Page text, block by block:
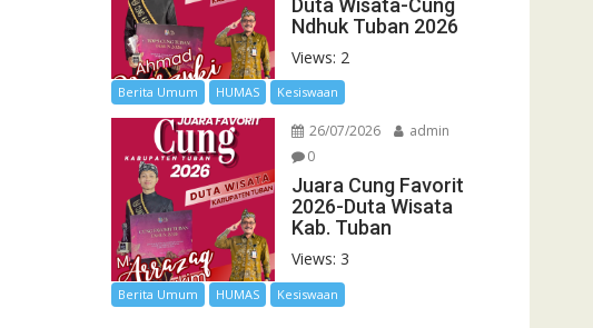
Ndhuk Tuban 2026
Views: 2
Berita Umum HUMAS Kesiswaan
26/07/2026
admin
0
Juara Cung Favorit
2026-Duta Wisata
Kab. Tuban
Views: 3
Berita Umum HUMAS Kesiswaan